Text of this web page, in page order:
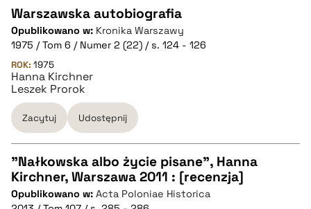
pobierz cytat
CZYSTY TEKST
pobierz cytat
BIBTEX
pobierz cytat
Warszawska autobiografia
Opublikowano w: Kronika Warszawy
1975 / Tom 6 / Numer 2 (22) / s. 124 - 126
ROK: 1975
Hanna Kirchner
Leszek Prorok
Zacytuj Udostępnij
CZYSTY TEKST
"Nałkowska albo życie pisane", Hanna
Kirchner, Warszawa 2011 : [recenzja]
Opublikowano w: Acta Poloniae Historica